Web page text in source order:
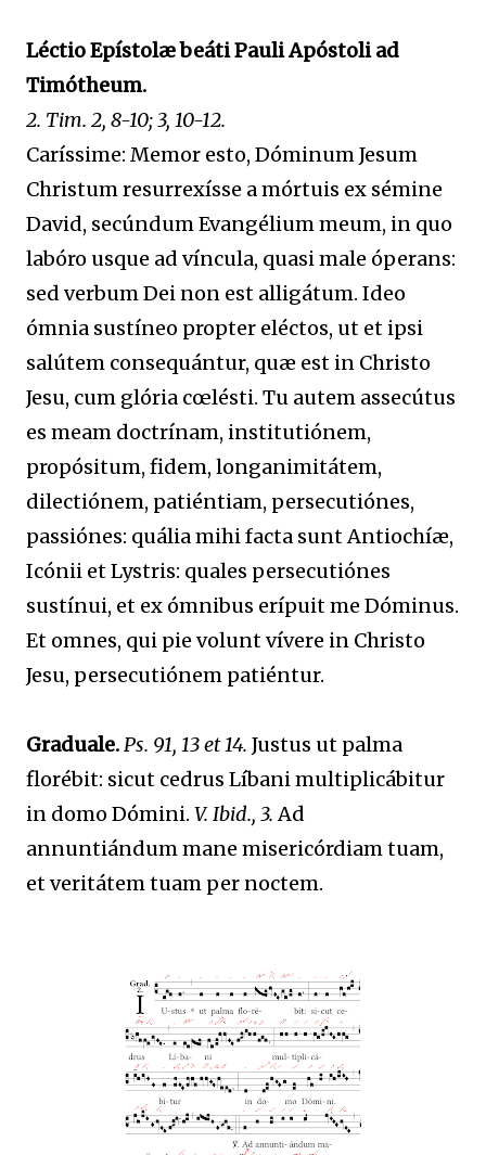
Léctio Epístolæ beáti Pauli Apóstoli ad
Timótheum.
2. Tim. 2, 8-10; 3, 10-12.
Caríssime: Memor esto, Dóminum Jesum
Christum resurrexísse a mórtuis ex sémine
David, secúndum Evangélium meum, in quo
labóro usque ad víncula, quasi male óperans:
sed verbum Dei non est alligátum. Ideo
ómnia sustíneo propter eléctos, ut et ipsi
salútem consequántur, quæ est in Christo
Jesu, cum glória cœlésti. Tu autem assecútus
es meam doctrínam, institutiónem,
propósitum, fidem, longanimitátem,
dilectiónem, patiéntiam, persecutiónes,
passiónes: quália mihi facta sunt Antiochíæ,
Icónii et Lystris: quales persecutiónes
sustínui, et ex ómnibus erípuit me Dóminus.
Et omnes, qui pie volunt vívere in Christo
Jesu, persecutiónem patiéntur.
Graduale.Ps. 91, 13 et 14. Justus ut palma
florébit: sicut cedrus Líbani multiplicábitur
in domo Dómini. V. Ibid., 3.Ad
annuntiándum mane misericórdiam tuam,
et veritátem tuam per noctem.